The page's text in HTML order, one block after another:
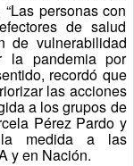
personas con
de salud
de vulnerabilidad
la pandemia por
recordó que
las acciones
a los grupos de
Pérez Pardo y
la medida a las
y en Nación.